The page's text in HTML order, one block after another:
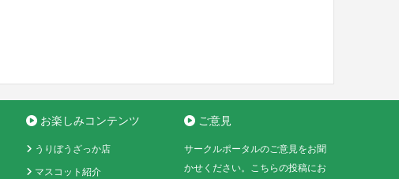
お楽しみコンテンツ
うりぼうざっか店
マスコット紹介
ご意見
サークルポータルのご意見をお聞
かせください。こちらの投稿にお